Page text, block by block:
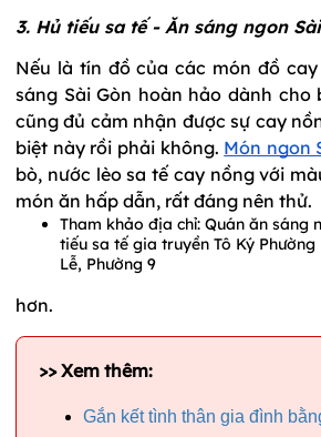
3. Hủ tiếu sa tế - Ăn sáng ngon
Nếu là tín đồ của các món đồ
sáng Sài Gòn hoàn hảo dành cho
cũng đủ cảm nhận được sự cay
biệt này rồi phải không. Món ngon
bò, nước lèo sa tế cay nồng với
món ăn hấp dẫn, rất đáng nên thử.
Tham khảo địa chỉ: Quán ăn sáng
tiếu sa tế gia truyền Tô Ký Phường
Lễ, Phường 9
hơn.
>> Xem thêm:
Gắn kết tình thân gia đình